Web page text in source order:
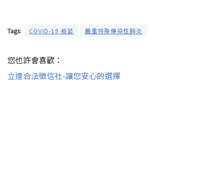
Tags: COVID-19 疫苗 嚴重特殊傳染性肺炎
您也許會喜歡：
立達合法徵信社-讓您安心的選擇